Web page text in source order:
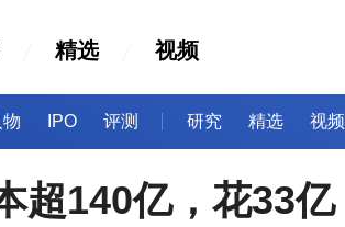
精选 视频
物 IPO 评测 研究 精选 视频
超140亿，花33亿